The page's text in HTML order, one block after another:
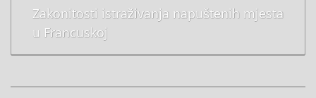
Zakonitosti istraživanja napuštenih mjesta
u Francuskoj